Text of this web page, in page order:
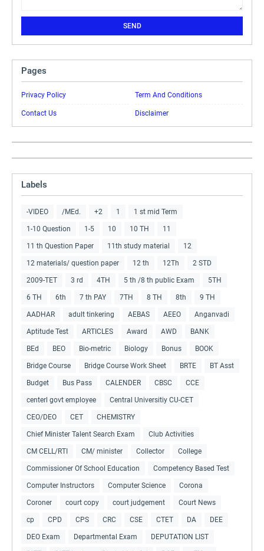
Pages
Privacy Policy Term And Conditions
Contact Us Disclaimer
Labels
-VIDEO /MEd. +2 1 1 st mid Term
1-10 Question 1-5 10 10 TH 11
11 th Question Paper 11th study material 12
12 materials/ question paper 12 th 12Th 2 STD
2009-TET 3 rd 4TH 5 th /8 th public Exam 5TH
6 TH 6th 7 th PAY 7TH 8 TH 8th 9 TH
AADHAR adult tinkering AEBAS AEEO Anganvadi
Aptitude Test ARTICLES Award AWD BANK
BEd BEO Bio-metric Biology Bonus BOOK
Bridge Course Bridge Course Work Sheet BRTE BT Asst
Budget Bus Pass CALENDER CBSC CCE
centerl govt employee Central Universitiy CU-CET
CEO/DEO CET CHEMISTRY
Chief Minister Talent Search Exam Club Activities
CM CELL/RTI CM/ minister Collector College
Commissioner Of School Education Competency Based Test
Computer Instructors Computer Science Corona
Coroner court copy court judgement Court News
cp CPD CPS CRC CSE CTET DA DEE
DEO Exam Departmental Exam DEPUTATION LIST